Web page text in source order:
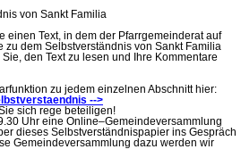
von Sankt Familia
einen Text, in dem der Pfarrgemeinderat auf
zu dem Selbstverständnis von Sankt Familia
den Text zu lesen und Ihre Kommentare
zu jedem einzelnen Abschnitt hier:
-->
sich rege beteiligen!
Uhr eine Online–Gemeindeversammlung
dieses Selbstverständnispapier ins Gespräch
Gemeindeversammlung dazu werden wir